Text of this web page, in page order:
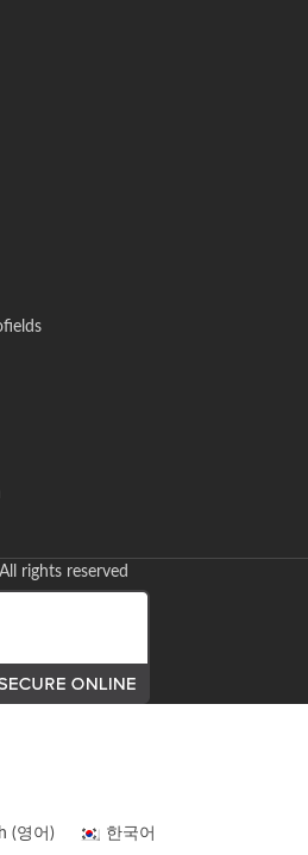
rights reserved
(영어 ) 한국어